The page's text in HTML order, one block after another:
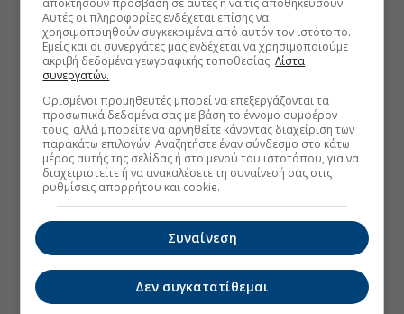
Αυτές οι πληροφορίες ενδέχεται επίσης να
χρησιμοποιηθούν συγκεκριμένα από αυτόν τον ιστότοπο.
Εμείς και οι συνεργάτες μας ενδέχεται να χρησιμοποιούμε
ακριβή δεδομένα γεωγραφικής τοποθεσίας.Λίστα
συνεργατών.
Ορισμένοι προμηθευτές μπορεί να επεξεργάζονται τα
προσωπικά δεδομένα σας με βάση το έννομο συμφέρον
τους, αλλά μπορείτε να αρνηθείτε κάνοντας διαχείριση των
παρακάτω επιλογών. Αναζητήστε έναν σύνδεσμο στο κάτω
μέρος αυτής της σελίδας ή στο μενού του ιστοτόπου, για να
διαχειριστείτε ή να ανακαλέσετε τη συναίνεσή σας στις
ρυθμίσεις απορρήτου και cookie.
Συναίνεση
Δεν συγκατατίθεμαι